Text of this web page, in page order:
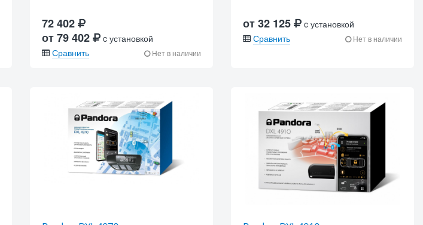
72 402
от 79 402
c установкой
Сравнить
Нет в наличии
от 32 125
c установкой
Сравнить
Нет в наличии